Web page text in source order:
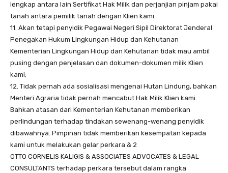
lengkap antara lain Sertifikat Hak Milik dan perjanjian pinjam pakai
tanah antara pemilik tanah dengan Klien kami.
11. Akan tetapi penyidik Pegawai Negeri Sipil Direktorat Jenderal
Penegakan Hukum Lingkungan Hidup dan Kehutanan
Kementerian Lingkungan Hidup dan Kehutanan tidak mau ambil
pusing dengan penjelasan dan dokumen-dokumen milik Klien
kami;
12. Tidak pernah ada sosialisasi mengenai Hutan Lindung, bahkan
Menteri Agraria tidak pernah mencabut Hak Milik Klien kami.
Bahkan atasan dari Kementerian Kehutanan memberikan
perlindungan terhadap tindakan sewenang-wenang penyidik
dibawahnya. Pimpinan tidak memberikan kesempatan kepada
kami untuk melakukan gelar perkara & 2
OTTO CORNELIS KALIGIS & ASSOCIATES ADVOCATES & LEGAL
CONSULTANTS terhadap perkara tersebut dalam rangka